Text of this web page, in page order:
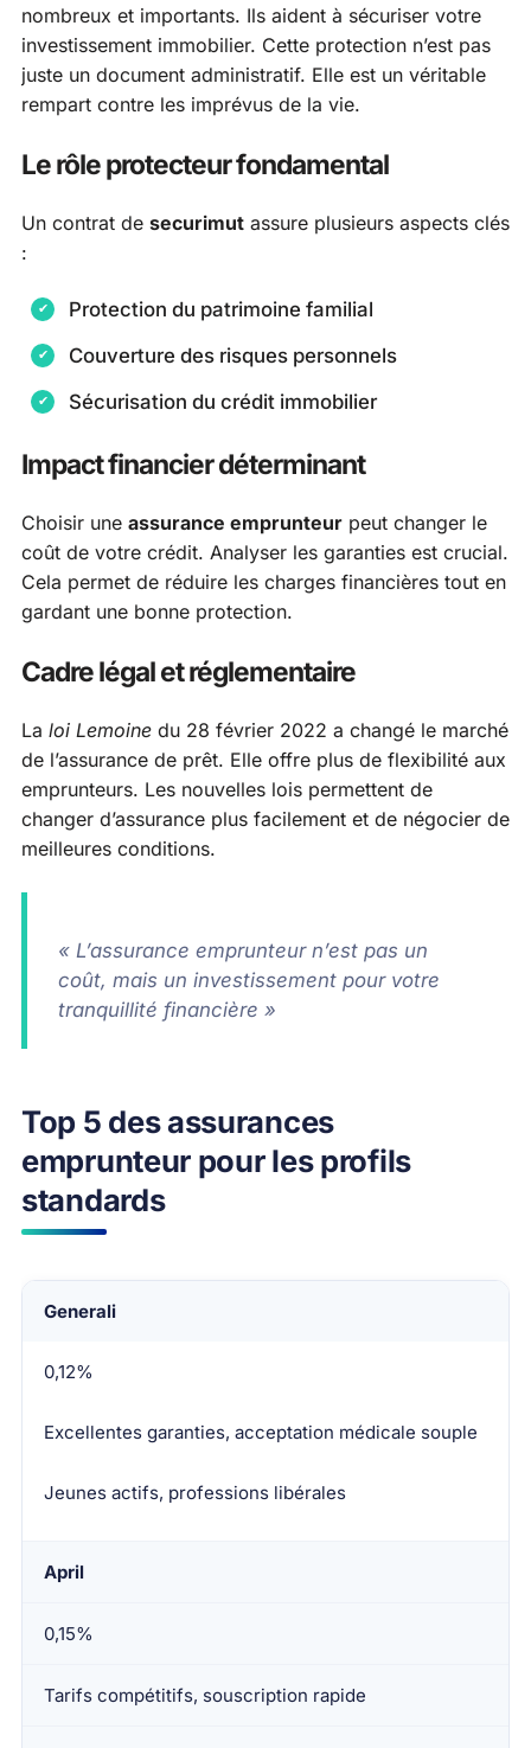
nombreux et importants. Ils aident à sécuriser votre
investissement immobilier. Cette protection n’est pas
juste un document administratif. Elle est un véritable
rempart contre les imprévus de la vie.
Le rôle protecteur fondamental
Un contrat de securimut assure plusieurs aspects clés
:
Protection du patrimoine familial
Couverture des risques personnels
Sécurisation du crédit immobilier
Impact financier déterminant
Choisir une assurance emprunteur peut changer le
coût de votre crédit. Analyser les garanties est crucial.
Cela permet de réduire les charges financières tout en
gardant une bonne protection.
Cadre légal et réglementaire
La loi Lemoine du 28 février 2022 a changé le marché
de l’assurance de prêt. Elle offre plus de flexibilité aux
emprunteurs. Les nouvelles lois permettent de
changer d’assurance plus facilement et de négocier de
meilleures conditions.
« L’assurance emprunteur n’est pas un
coût, mais un investissement pour votre
tranquillité financière »
Top 5 des assurances
emprunteur pour les profils
standards
Assureur
Taux moyen
Points forts
Idéal pour
Generali
0,12%
Excellentes garanties, acceptation médicale souple
Jeunes actifs, professions libérales
April
0,15%
Tarifs compétitifs, souscription rapide